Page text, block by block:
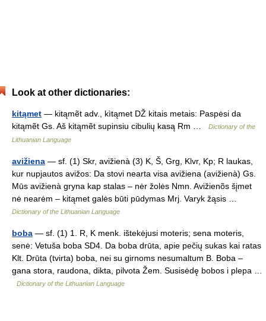
Look at other dictionaries:
kitąmet — kitąmẽt adv., kìtąmet DŽ kitais metais: Paspėsi da
kitąmẽt Gs. Aš kitąmẽt supinsiu cibulių kasą Rm …
Dictionary of the
Lithuanian Language
avižiena — sf. (1) Skr, avižienà (3) K, Š, Grg, Klvr, Kp; R laukas,
kur nupjautos avižos: Da stovi nearta visa avižiena (avižienà) Gs.
Mūs avižienà gryna kap stalas – nėr žolės Nmn. Avižienõs šįmet
nė nearėm – kitąmet galės būti pūdymas Mrj. Varyk žąsis …
Dictionary of the Lithuanian Language
boba — sf. (1) 1. R, K menk. ištekėjusi moteris; sena moteris,
senė: Vetuša boba SD4. Da boba drūta, apie pečių sukas kai ratas
Klt. Drūta (tvirta) boba, nei su girnoms nesumaltum B. Boba –
gana stora, raudona, dikta, pilvota Žem. Susisėdę bobos i plepa …
Dictionary of the Lithuanian Language